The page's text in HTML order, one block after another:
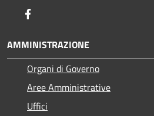
AMMINISTRAZIONE
Organi di Governo
Aree Amministrative
Uffici